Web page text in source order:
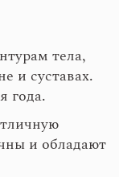
тела,
и суставах.
года.
и обладают